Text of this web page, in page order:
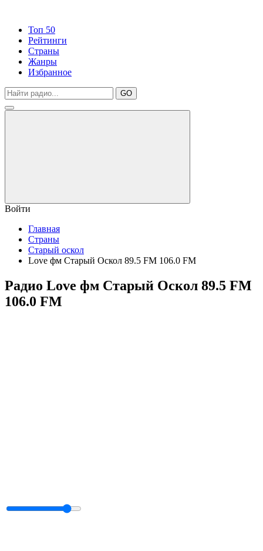
Топ 50
Рейтинги
Страны
Жанры
Избранное
GO
Войти
Главная
Страны
Старый оскол
Love фм Старый Оскол 89.5 FM 106.0 FM
Радио Love фм Старый Оскол 89.5 FM
106.0 FM